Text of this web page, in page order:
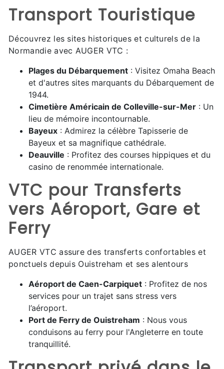
Transport Touristique
Découvrez les sites historiques et culturels de la
Normandie avec AUGER VTC :
Plages du Débarquement : Visitez Omaha Beach
et d'autres sites marquants du Débarquement de
1944.
Cimetière Américain de Colleville-sur-Mer : Un
lieu de mémoire incontournable.
Bayeux : Admirez la célèbre Tapisserie de
Bayeux et sa magnifique cathédrale.
Deauville : Profitez des courses hippiques et du
casino de renommée internationale.
VTC pour Transferts
vers Aéroport, Gare et
Ferry
AUGER VTC assure des transferts confortables et
ponctuels depuis Ouistreham et ses alentours
Aéroport de Caen-Carpiquet : Profitez de nos
services pour un trajet sans stress vers
l’aéroport.
Port de Ferry de Ouistreham : Nous vous
conduisons au ferry pour l'Angleterre en toute
tranquillité.